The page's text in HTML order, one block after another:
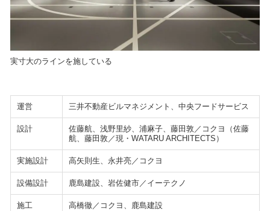
実寸大のラインを施している
運営 三井不動産ビルマネジメント、中央フードサービス
設計
佐藤航、浅野里紗、浦麻子、藤田敦／コクヨ（佐藤
航、藤田敦／現・WATARU ARCHITECTS）
実施設計 高矢則生、永井亮／コクヨ
設備設計 鹿島建設、岩佐健市／イーテクノ
施工 高橋徹／コクヨ、鹿島建設